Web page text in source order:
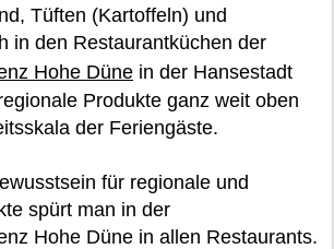
Tüften (Kartoffeln) und
in den Restaurantküchen der
Hohe Düne in der Hansestadt
Produkte ganz weit oben
der Feriengäste.
für regionale und
spürt man in der
Hohe Düne in allen Restaurants.